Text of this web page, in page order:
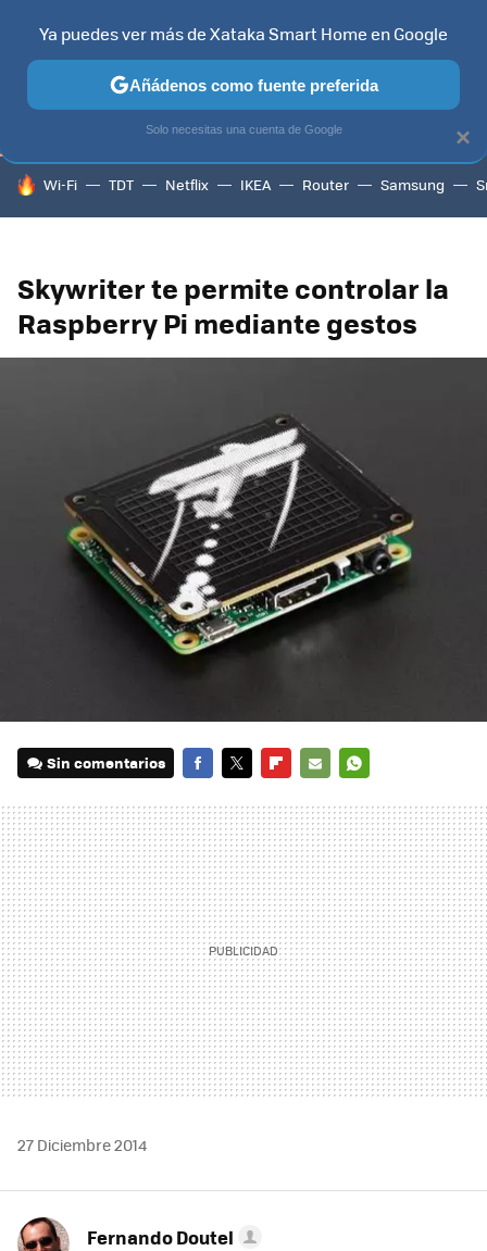
TELEVISORES CONTENIDOS SMART TV SELECCIÓN
HOY SE HABLA DE
Wi-Fi TDT Netflix IKEA Router Samsung
Skywriter te permite controlar la
Raspberry Pi mediante gestos
Sin comentarios
MAIL
27 Diciembre 2014
Fernando Doutel
×
Ya puedes ver más de Xataka Smart Home en Google
Añádenos como fuente preferida
Solo necesitas una cuenta de Google